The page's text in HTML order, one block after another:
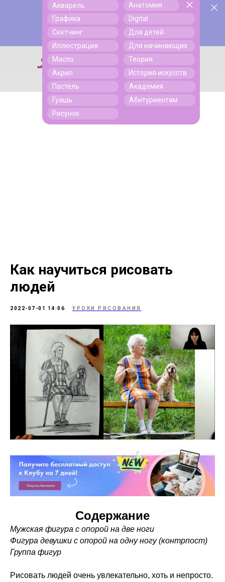
Поиск
Поиск
Акварель
Графика
Скетчинг
Иллюстрация
Масло
Акрил
Пастель
Гуашь
Рисунок
Анатомия
Digital
Для детей
Для начинающих
Теория
История искусств
Академия
Абитуриентам
Как научиться рисовать
людей
2022-07-01 14:06 УРОКИ РИСОВАНИЯ
Содержание
Мужская фигура с опорой на две ноги
Фигура девушки с опорой на одну ногу (контрпост)
Группа фигур
Рисовать людей очень увлекательно, хоть и непросто.